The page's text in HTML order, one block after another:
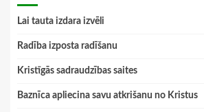
Lai tauta izdara izvēli
Radība izposta radīšanu
Kristīgās sadraudzības saites
Baznīca apliecina savu atkrišanu no Kristus